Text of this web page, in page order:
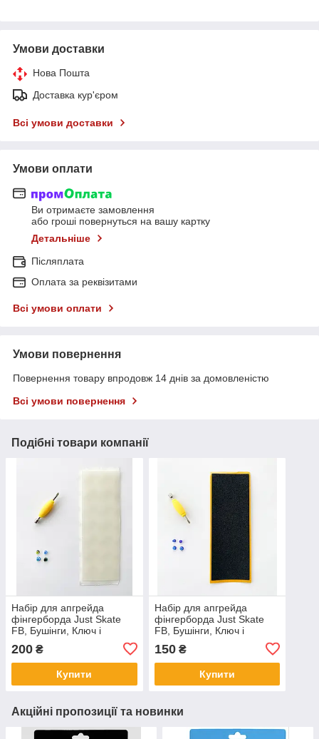
Умови доставки
Нова Пошта
Доставка кур'єром
Всі умови доставки
Умови оплати
Ви отримаєте замовлення
або гроші повернуться на вашу картку
Детальніше
Післяплата
Оплата за реквізитами
Всі умови оплати
Умови повернення
Повернення товару впродовж 14 днів за домовленістю
Всі умови повернення
Подібні товари компанії
Набір для апгрейда
фінгерборда Just Skate
FB, Бушінги, Ключ і
200 ₴
Купити
Набір для апгрейда
фінгерборда Just Skate
FB, Бушінги, Ключ і
150₴
Купити
Акційні пропозиції та новинки